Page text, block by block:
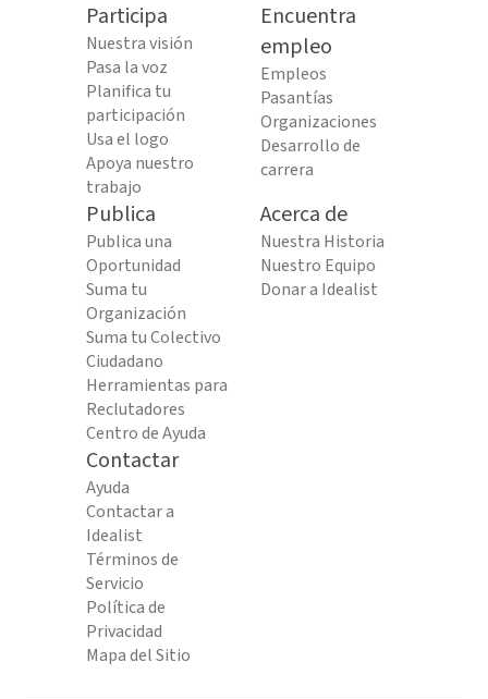
Participa
Nuestra visión
Pasa la voz
Planifica tu
participación
Usa el logo
Apoya nuestro
trabajo
Encuentra
empleo
Empleos
Pasantías
Organizaciones
Desarrollo de
carrera
Publica
Publica una
Oportunidad
Suma tu
Organización
Suma tu Colectivo
Ciudadano
Herramientas para
Reclutadores
Centro de Ayuda
Acerca de
Nuestra Historia
Nuestro Equipo
Donar a Idealist
Contactar
Ayuda
Contactar a
Idealist
Términos de
Servicio
Política de
Privacidad
Mapa del Sitio